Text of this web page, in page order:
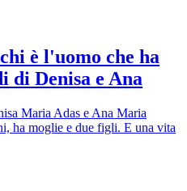
è l'uomo che ha
di Denisa e Ana
Maria Adas e Ana Maria
ha moglie e due figli. E una vita